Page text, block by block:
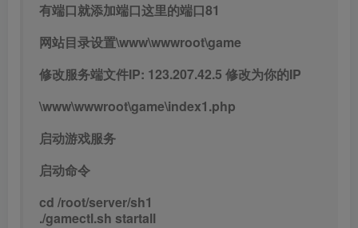
有端口就添加端口这里的端口81
网站目录设置\www\wwwroot\game
修改服务端文件IP: 123.207.42.5 修改为你的IP
\www\wwwroot\game\index1.php
启动游戏服务
启动命令
cd /root/server/sh1
./gamectl.sh startall